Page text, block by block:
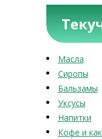
Масла
Сиропы
Бальзамы
Уксусы
Напитки
Кофе и